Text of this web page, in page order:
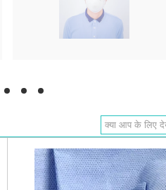
hd hd hd